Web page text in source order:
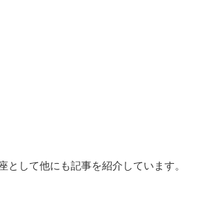
として他にも記事を紹介しています。